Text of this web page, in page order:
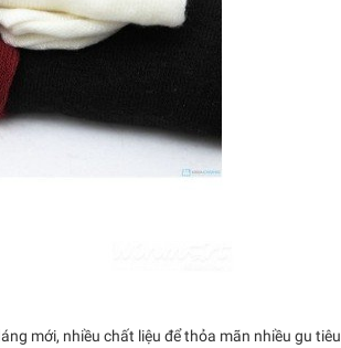
mới, nhiều chất liệu để thỏa mãn nhiều gu tiêu